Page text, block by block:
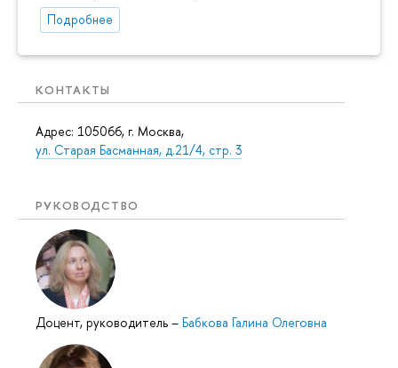
Подробнее
КОНТАКТЫ
Адрес: 105066, г. Москва,
ул. Старая Басманная, д.21/4, стр. 3
РУКОВОДСТВО
Доцент, руководитель – Бабкова Галина Олеговна